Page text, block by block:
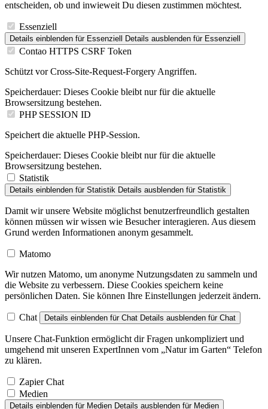
entscheiden, ob und inwieweit Du diesen zustimmen möchtest.
Essenziell
Details einblenden für Essenziell Details ausblenden für Essenziell
Contao HTTPS CSRF Token
Schützt vor Cross-Site-Request-Forgery Angriffen.
Speicherdauer: Dieses Cookie bleibt nur für die aktuelle
Browsersitzung bestehen.
PHP SESSION ID
Speichert die aktuelle PHP-Session.
Speicherdauer: Dieses Cookie bleibt nur für die aktuelle
Browsersitzung bestehen.
Statistik
Details einblenden für Statistik Details ausblenden für Statistik
Damit wir unsere Website möglichst benutzerfreundlich gestalten
können müssen wir wissen wie Besucher interagieren. Aus diesem
Grund werden Informationen anonym gesammelt.
Matomo
Wir nutzen Matomo, um anonyme Nutzungsdaten zu sammeln und
die Website zu verbessern. Diese Cookies speichern keine
persönlichen Daten. Sie können Ihre Einstellungen jederzeit ändern.
Chat Details einblenden für Chat Details ausblenden für Chat
Unsere Chat-Funktion ermöglicht dir Fragen unkompliziert und
umgehend mit unseren ExpertInnen vom „Natur im Garten“ Telefon
zu klären.
Zapier Chat
Medien
Details einblenden für Medien Details ausblenden für Medien